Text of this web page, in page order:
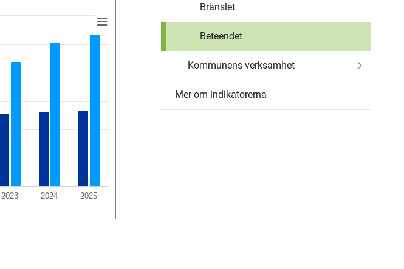
2023 2024 2025
Bränslet
Beteendet
Kommunens verksamhet
Mer om indikatorerna